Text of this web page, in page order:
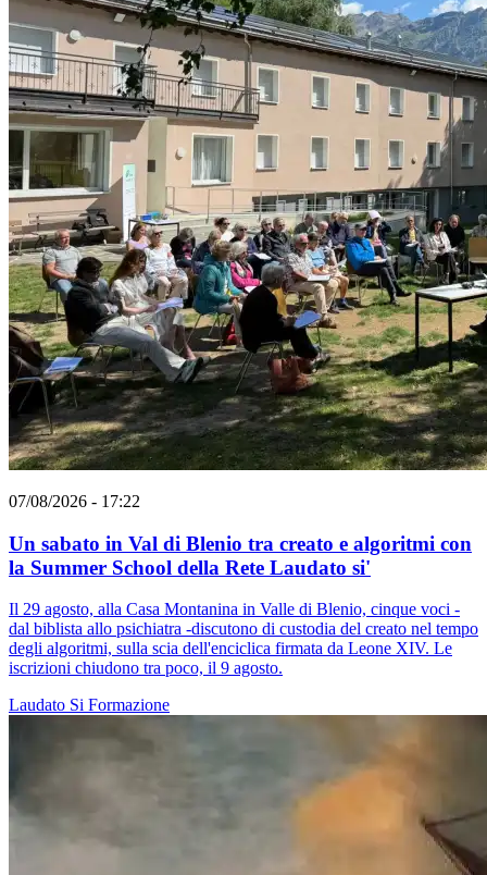
07/08/2026 - 17:22
Un sabato in Val di Blenio tra creato e algoritmi con
la Summer School della Rete Laudato si'
Il 29 agosto, alla Casa Montanina in Valle di Blenio, cinque voci -
dal biblista allo psichiatra -discutono di custodia del creato nel tempo
degli algoritmi, sulla scia dell'enciclica firmata da Leone XIV. Le
iscrizioni chiudono tra poco, il 9 agosto.
Laudato Si Formazione